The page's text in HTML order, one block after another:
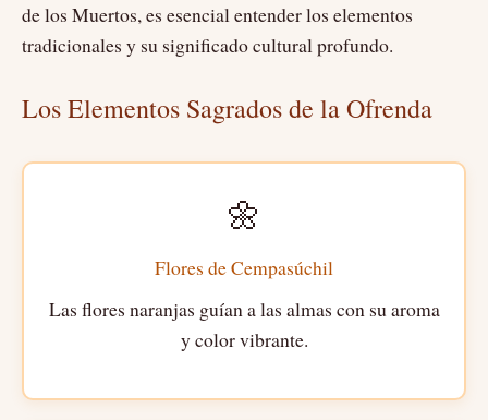
de los Muertos, es esencial entender los elementos
tradicionales y su significado cultural profundo.
Los Elementos Sagrados de la Ofrenda
🌼
Flores de Cempasúchil
Las flores naranjas guían a las almas con su aroma
y color vibrante.